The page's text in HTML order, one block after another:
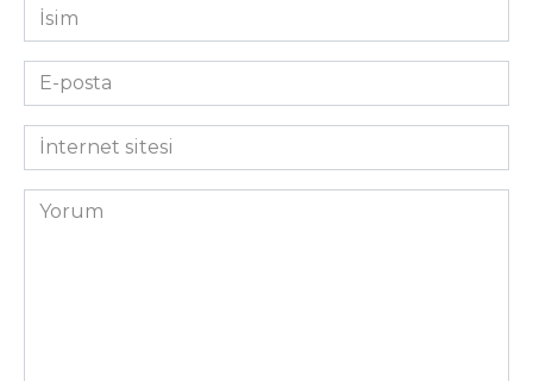
İsim
*
E-
posta
*İnternet
sitesi
Yorum